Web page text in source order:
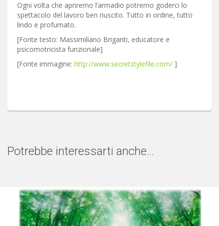
Ogni volta che apriremo l’armadio potremo goderci lo
spettacolo del lavoro ben riuscito. Tutto in ordine, tutto
lindo e profumato.
[Fonte testo: Massimiliano Briganti, educatore e
psicomotricista funzionale]
[Fonte immagine: http://www.secretstylefile.com/ ]
Potrebbe interessarti anche...